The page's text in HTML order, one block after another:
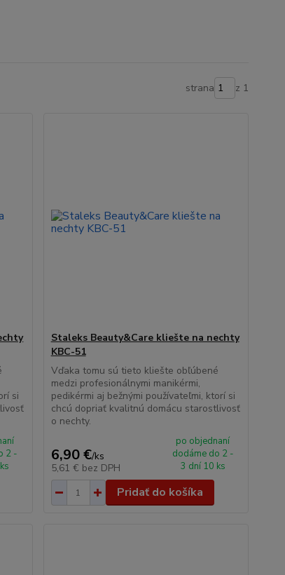
strana z 1
si
2 -
Staleks Beauty&Care kliešte na nechty
KBC-51
Vďaka tomu sú tieto kliešte obľúbené
medzi profesionálnymi manikérmi,
pedikérmi aj bežnými používateľmi, ktorí si
chcú dopriať kvalitnú domácu starostlivosť
o nechty.
6,90 €/ks
5,61 € bez DPH
po objednaní
dodáme do 2 -
3 dní 10 ks
Pridať do košíka